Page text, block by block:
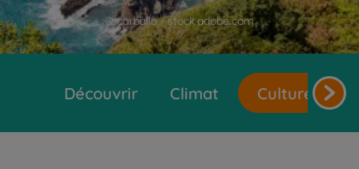
© carballo - stock.adobe.com
Découvrir Climat Cultures et